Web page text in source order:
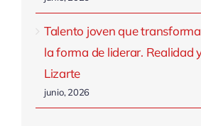
Talento joven que
la forma de liderar. Realidad
Lizarte
junio, 2026